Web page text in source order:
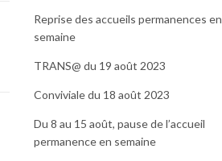
Reprise des accueils permanences en
semaine
TRANS@ du 19 août 2023
Conviviale du 18 août 2023
Du 8 au 15 août, pause de l’accueil
permanence en semaine